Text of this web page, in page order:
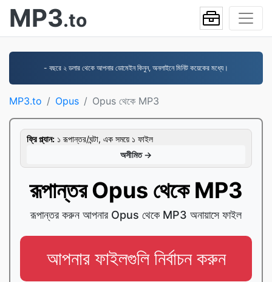
MP3.to
- বছরে ২ ডলার থেকে আপনার ডোমেইন কিনুন, অনলাইনে মিনিট কয়েকের মধ্যে।
MP3.to Opus Opus থেকে MP3
ফ্রি প্ল্যান: ১ রূপান্তর/ঘন্টা, এক সময়ে ১ ফাইল
অসীমিত →
রূপান্তর Opus থেকে MP3
রূপান্তর করুন আপনার Opus থেকে MP3 অনায়াসে ফাইল
আপনার ফাইলগুলি নির্বাচন করুন